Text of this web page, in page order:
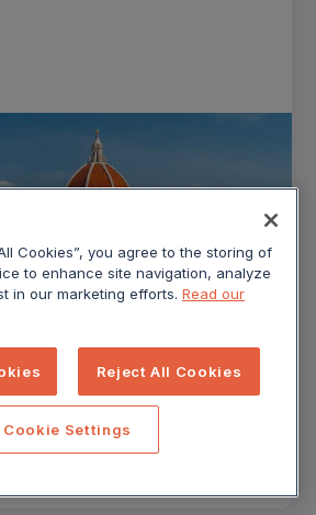
sobre el
viajes en Europa —
Cookies”, you agree to the storing of
to enhance site navigation, analyze
in our marketing efforts. Read our
Reject All Cookies
Cookie Settings